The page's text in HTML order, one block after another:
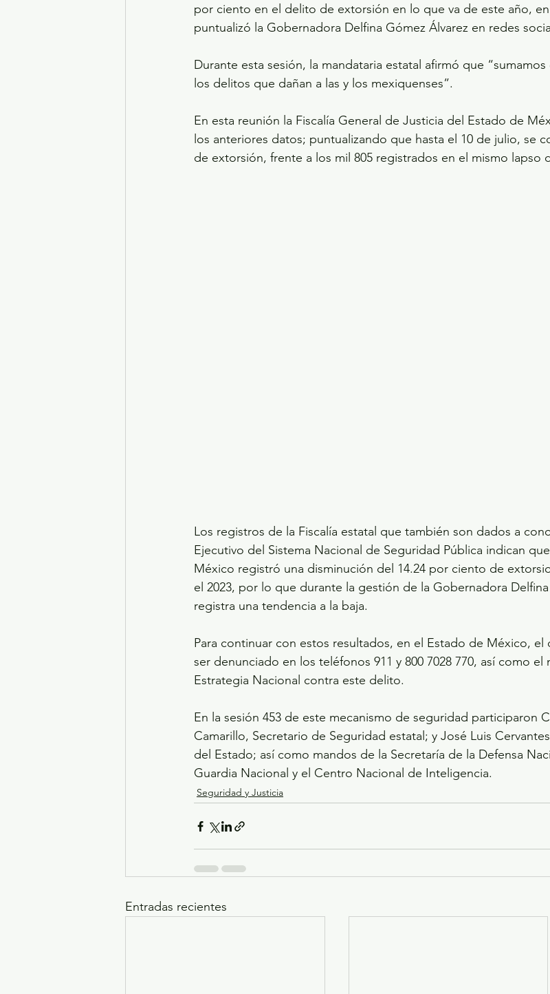
por ciento en el delito de extorsión en lo que va de este año,
puntualizó la Gobernadora Delfina Gómez Álvarez en redes
Durante esta sesión, la mandataria estatal afirmó que
los delitos que dañan a las y los mexiquenses”.
En esta reunión la Fiscalía General de Justicia del Estado de
los anteriores datos; puntualizando que hasta el 10 de julio, se
de extorsión, frente a los mil 805 registrados en el mismo lapso
Los registros de la Fiscalía estatal que también son dados a
Ejecutivo del Sistema Nacional de Seguridad Pública indican
México registró una disminución del 14.24 por ciento de
el 2023, por lo que durante la gestión de la Gobernadora
registra una tendencia a la baja.
Para continuar con estos resultados, en el Estado de México,
ser denunciado en los teléfonos 911 y 800 7028 770, así como
Estrategia Nacional contra este delito.
En la sesión 453 de este mecanismo de seguridad participaron
Camarillo, Secretario de Seguridad estatal; y José Luis
del Estado; así como mandos de la Secretaría de la Defensa
Guardia Nacional y el Centro Nacional de Inteligencia.
Seguridad y Justicia
Entradas recientes